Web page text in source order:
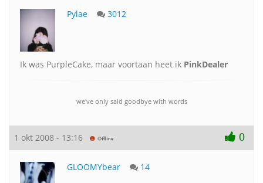
Pylae 3012
Ik was PurpleCake, maar voortaan heet ik PinkDealer
we've only said goodbye with words
1 okt 2008 - 13:16 0
GLOOMYbear 14